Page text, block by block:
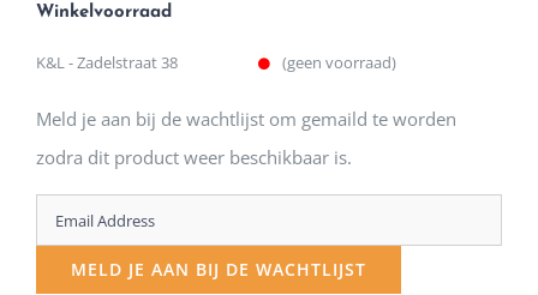
Winkelvoorraad
K&L - Zadelstraat 38 (geen voorraad)
Meld je aan bij de wachtlijst om gemaild te worden
zodra dit product weer beschikbaar is.
Enter
your
email
MELD JE AAN BIJ DE WACHTLIJST